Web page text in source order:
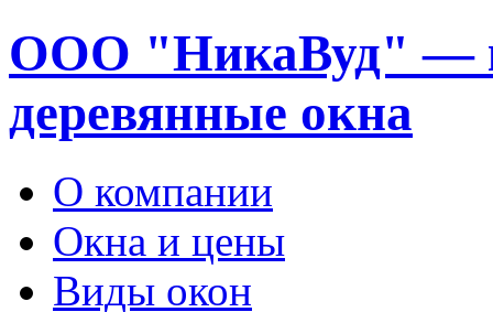
ООО "НикаВуд" —
деревянные окна
О компании
Окна и цены
Виды окон